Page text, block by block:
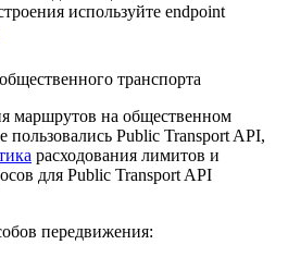
используйте endpoint
транспорта
маршрутов на общественном
пользовались Public Transport API,
расходования лимитов и
для Public Transport API
передвижения: